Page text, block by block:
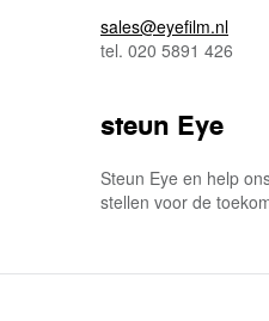
sales@eyefilm.nl
tel. 020 5891 426
steun Eye
Steun Eye en help
stellen voor de